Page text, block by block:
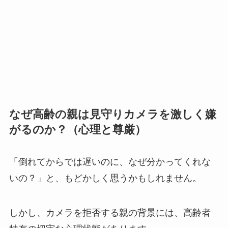
なぜ高齢の親は見守りカメラを激しく嫌
がるのか？（心理と尊厳）
「倒れてからでは遅いのに、なぜ分かってくれな
いの？」と、もどかしく思うかもしれません。
しかし、カメラを拒否する親の背景には、高齢者